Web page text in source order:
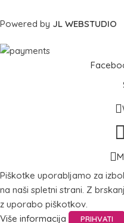
Powered by JL WEBSTUDIO
Piškotke uporabljamo za
na naši spletni strani. Z
z uporabo piškotkov.
Više informacija
PRIHVATI